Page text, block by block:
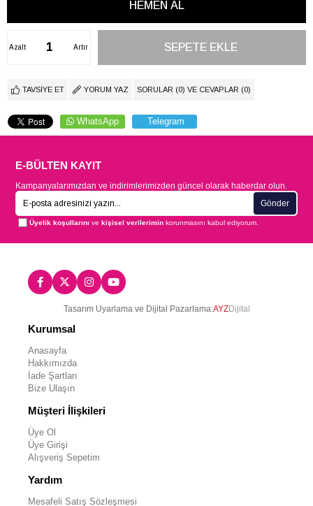
Artır
Azalt
TAVSIYE ET YORUM YAZ SORULAR (0) VE CEVAPLAR (0)
WhatsApp Telegram
E-BÜLTEN KAYIT
Kampanyalarımızdan ve indirimlerimizden güncel olarak haberdar olun.
Gönder
Üyelik koşullarını vekişisel verilerimin korunmasını kabul ediyorum.
Tasarım Uyarlama ve Dijital Pazarlama:AYZDijital
Kurumsal
Anasayfa
Hakkımızda
İade Şartları
Bize Ulaşın
Müşteri İlişkileri
Üye Ol
Üye Girişi
Alışveriş Sepetim
Yardım
Mesafeli Satış Sözleşmesi